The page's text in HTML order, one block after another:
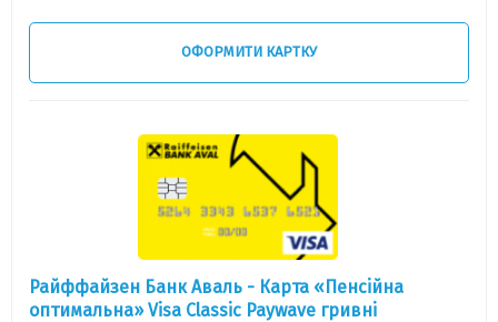
ОФОРМИТИ КАРТКУ
Райффайзен Банк Аваль - Карта «Пенсiйна
оптимальна» Visa Classic Paywave гривнi